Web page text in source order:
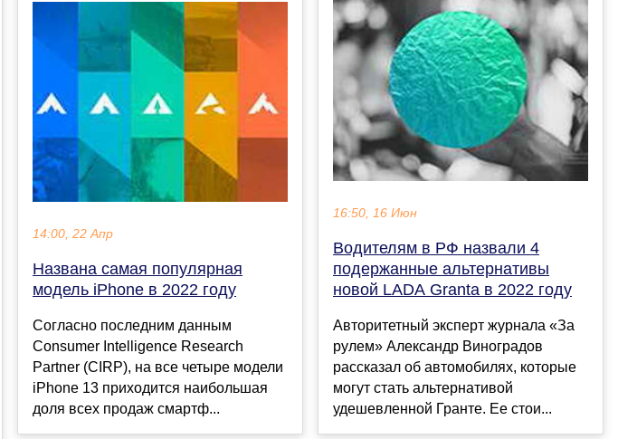
14:00, 22 Апр
Названа самая популярная
модель iPhone в 2022 году
Согласно последним данным
Consumer Intelligence Research
Partner (CIRP), на все четыре модели
iPhone 13 приходится наибольшая
доля всех продаж смартф...
16:50, 16 Июн
Водителям в РФ назвали 4
подержанные альтернативы
новой LADA Granta в 2022 году
Авторитетный эксперт журнала «За
рулем» Александр Виноградов
рассказал об автомобилях, которые
могут стать альтернативой
удешевленной Гранте. Ее стои...